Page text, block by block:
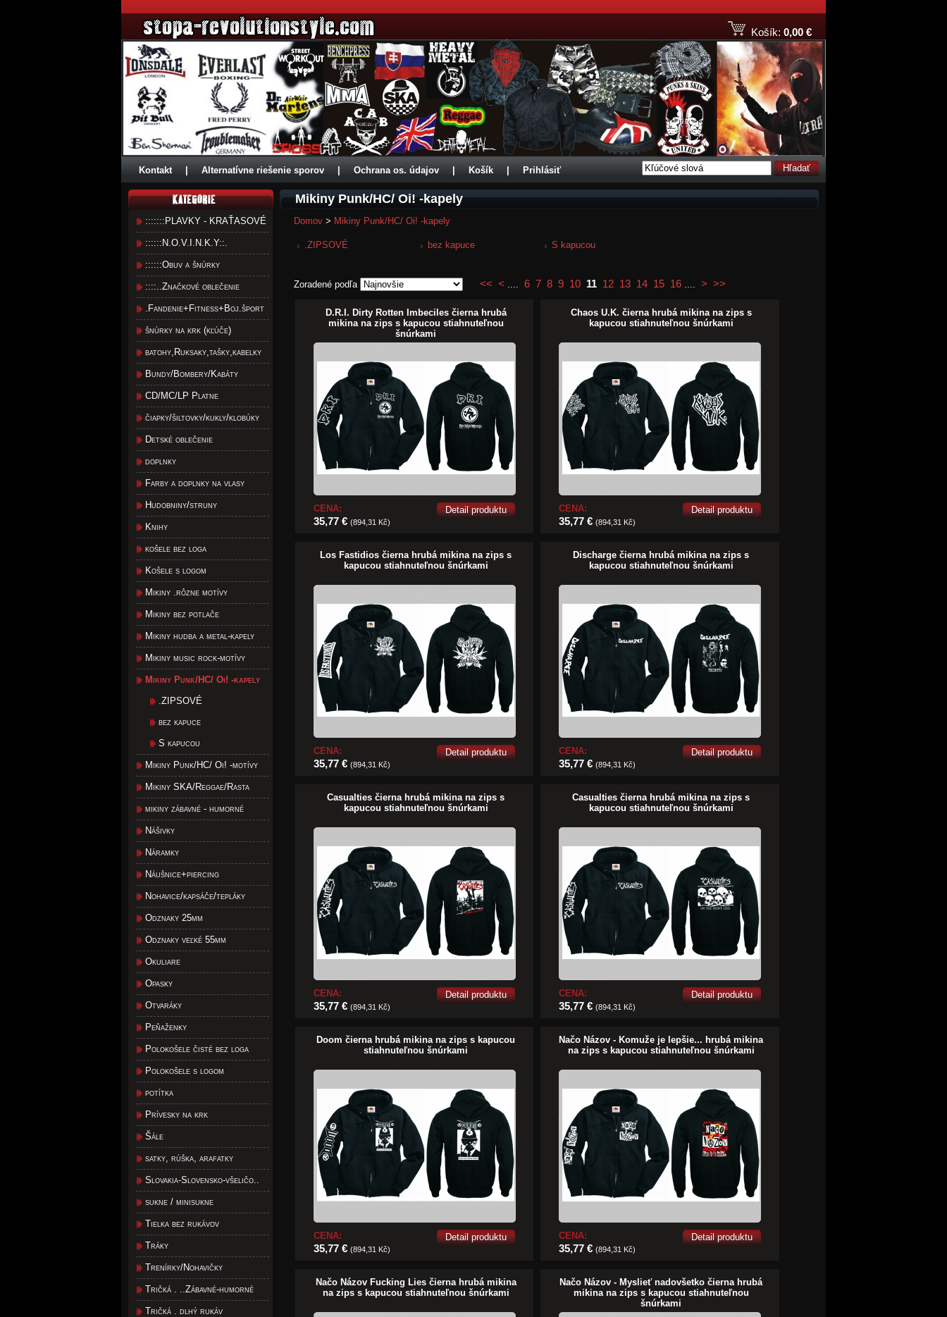
Košík: 0,00 €
Kontakt Alternatívne riešenie sporov Ochrana os. údajov Košík Prihlásiť Hľadať
:::::::PLAVKY - KRAŤASOVÉ
::::::N.O.V.I.N.K.Y::.
::::::Obuv a šnúrky
::::..Značkové oblečenie
.Fandenie+Fitness+Boj.šport
šnúrky na krk (kľúče)
batohy,Ruksaky,tašky,kabelky
Bundy/Bombery/Kabáty
CD/MC/LP Platne
čiapky/šiltovky/kukly/klobúky
Detské oblečenie
doplnky
Farby a doplnky na vlasy
Hudobniny/struny
Knihy
košele bez loga
Košele s logom
Mikiny .rôzne motívy
Mikiny bez potlače
Mikiny hudba a metal-kapely
Mikiny music rock-motívy
Mikiny Punk/HC/ Oi! -kapely
.ZIPSOVÉ
bez kapuce
S kapucou
Mikiny Punk/HC/ Oi! -motívy
Mikiny SKA/Reggae/Rasta
mikiny zábavné - humorné
Nášivky
Náramky
Náušnice+piercing
Nohavice/kapsáče/tepláky
Odznaky 25mm
Odznaky veľké 55mm
Okuliare
Opasky
Otvaráky
Peňaženky
Polokošele čisté bez loga
Polokošele s logom
potítka
Prívesky na krk
Šále
satky, rúška, arafatky
Slovakia-Slovensko-všeličo..
sukne / minisukne
Tielka bez rukávov
Tráky
Trenírky/Nohavičky
Tričká . ..Zábavné-humorné
Tričká . dlhý rukáv
Mikiny Punk/HC/ Oi! -kapely
Domov > Mikiny Punk/HC/ Oi! -kapely
.ZIPSOVÉ bez kapuce S kapucou
Zoradené podľa << < .... 6 7 8 9 10 11 12 13 14 15 16 .... > >>
D.R.I. Dirty Rotten Imbeciles čierna hrubá
mikina na zips s kapucou stiahnuteľnou
šnúrkami
CENA:
35,77 € (894,31 Kč)
Detail produktu
Chaos U.K. čierna hrubá mikina na zips s
kapucou stiahnuteľnou šnúrkami
CENA:
35,77 €(894,31 Kč)
Detail produktu
Los Fastidios čierna hrubá mikina na zips s
kapucou stiahnuteľnou šnúrkami
CENA:
35,77 € (894,31 Kč)
Detail produktu
Discharge čierna hrubá mikina na zips s
kapucou stiahnuteľnou šnúrkami
CENA:
35,77 €(894,31 Kč)
Detail produktu
Casualties čierna hrubá mikina na zips s
kapucou stiahnuteľnou šnúrkami
CENA:
35,77 € (894,31 Kč)
Detail produktu
Casualties čierna hrubá mikina na zips s
kapucou stiahnuteľnou šnúrkami
CENA:
35,77 €(894,31 Kč)
Detail produktu
Doom čierna hrubá mikina na zips s kapucou
stiahnuteľnou šnúrkami
CENA:
35,77 € (894,31 Kč)
Detail produktu
Načo Názov - Komuže je lepšie... hrubá mikina
na zips s kapucou stiahnuteľnou šnúrkami
CENA:
35,77 €(894,31 Kč)
Detail produktu
Načo Názov Fucking Lies čierna hrubá mikina
na zips s kapucou stiahnuteľnou šnúrkami
Načo Názov - Myslieť nadovšetko čierna hrubá
mikina na zips s kapucou stiahnuteľnou
šnúrkami